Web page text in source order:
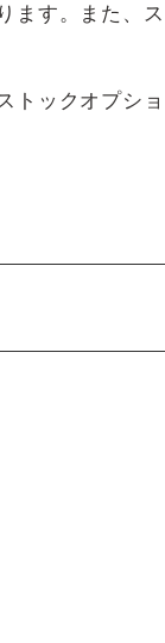
ます。また、ス
トックオプショ